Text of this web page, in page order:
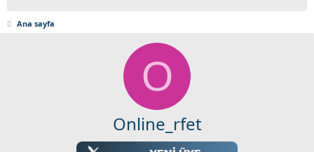
Ana sayfa
O
Online_rfet